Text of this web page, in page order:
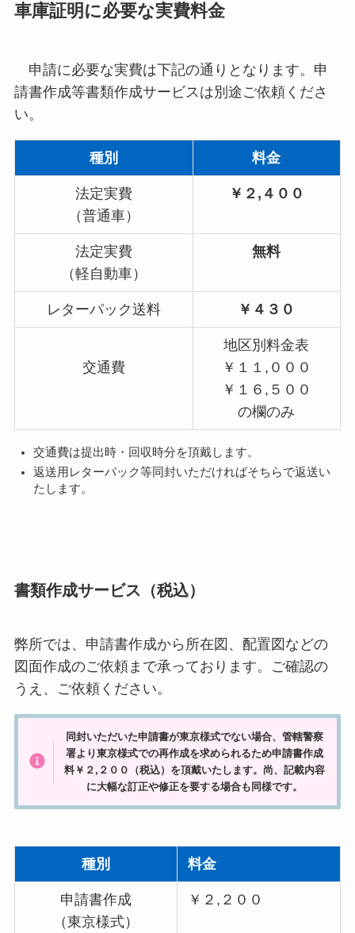
車庫証明に必要な実費料金
申請に必要な実費は下記の通りとなります。申
請書作成等書類作成サービスは別途ご依頼くださ
い。
種別 料金
法定実費
（普通車）
￥２,４００
法定実費
（軽自動車）
無料
レターパック送料 ￥４３０
交通費
地区別料金表
￥１１,０００
￥１６,５００
の欄のみ
交通費は提出時・回収時分を頂戴します。
返送用レターパック等同封いただければそちらで返送い
たします。
書類作成サービス（税込）
弊所では、申請書作成から所在図、配置図などの
図面作成のご依頼まで承っております。ご確認の
うえ、ご依頼ください。
同封いただいた申請書が東京様式でない場合、管轄警察
署より東京様式での再作成を求められるため申請書作成
料￥２,２００（税込）を頂戴いたします。尚、記載内容
に大幅な訂正や修正を要する場合も同様です。
種別 料金
申請書作成
（東京様式）
￥２,２００